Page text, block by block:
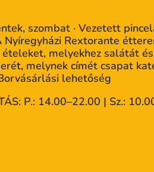
szombat · Vezetett
Nyíregyházi Rextorante
melyekhez salátát
melynek címét csapat
lehetőség
P.: 14.00–22.00 | Sz.: